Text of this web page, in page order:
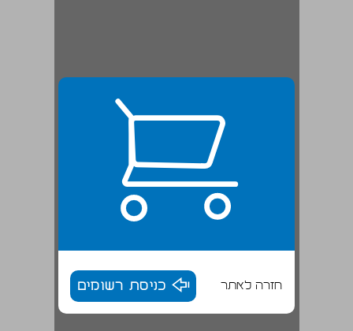
חזרה לאתר כניסת רשומים